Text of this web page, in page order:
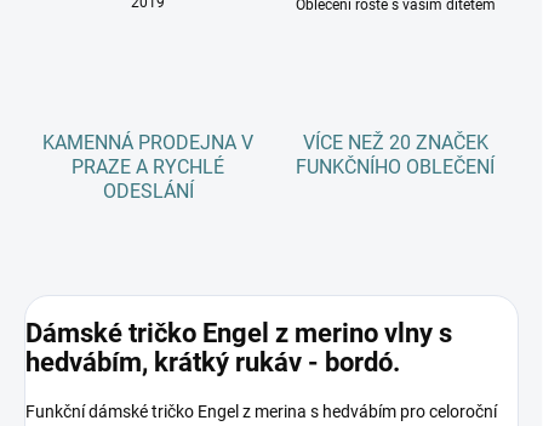
Oblečení roste s vaším dítětem
KAMENNÁ PRODEJNA V
PRAZE A RYCHLÉ
ODESLÁNÍ
VÍCE NEŽ 20 ZNAČEK
FUNKČNÍHO OBLEČENÍ
Dámské tričko Engel z merino vlny s
hedvábím, krátký rukáv - bordó.
Funkční dámské tričko Engel z merina s hedvábím pro celoroční